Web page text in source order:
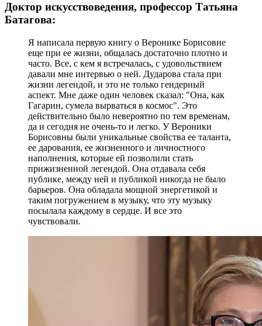
Доктор искусствоведения, профессор Татьяна
Батагова:
Я написала первую книгу о Веронике Борисовне
еще при ее жизни, общалась достаточно плотно и
часто. Все, с кем я встречалась, с удовольствием
давали мне интервью о ней. Дударова стала при
жизни легендой, и это не только гендерный
аспект. Мне даже один человек сказал: "Она, как
Гагарин, сумела вырваться в космос". Это
действительно было невероятно по тем временам,
да и сегодня не очень-то и легко. У Вероники
Борисовны были уникальные свойства ее таланта,
ее дарования, ее жизненного и личностного
наполнения, которые ей позволили стать
прижизненной легендой. Она отдавала себя
публике, между ней и публикой никогда не было
барьеров. Она обладала мощной энергетикой и
таким погружением в музыку, что эту музыку
посылала каждому в сердце. И все это
чувствовали.